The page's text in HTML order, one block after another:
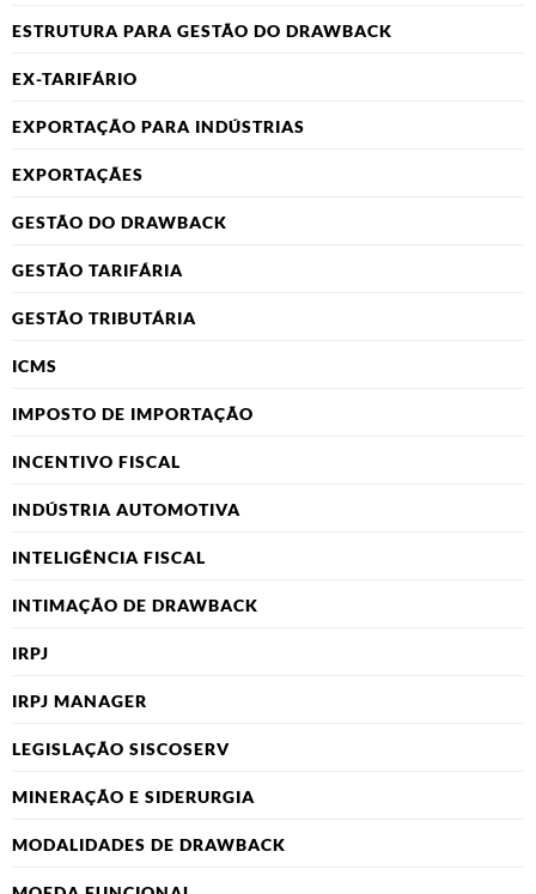
ESTRUTURA PARA GESTÃO DO DRAWBACK
EX-TARIFÁRIO
EXPORTAÇÃO PARA INDÚSTRIAS
EXPORTAÇÃES
GESTÃO DO DRAWBACK
GESTÃO TARIFÁRIA
GESTÃO TRIBUTÁRIA
ICMS
IMPOSTO DE IMPORTAÇÃO
INCENTIVO FISCAL
INDÚSTRIA AUTOMOTIVA
INTELIGÊNCIA FISCAL
INTIMAÇÃO DE DRAWBACK
IRPJ
IRPJ MANAGER
LEGISLAÇÃO SISCOSERV
MINERAÇÃO E SIDERURGIA
MODALIDADES DE DRAWBACK